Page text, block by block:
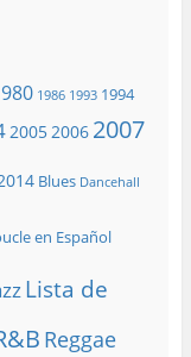
1986 1993 1994
20052006 2007
Blues Dancehall
en Español
Lista de
Reggae